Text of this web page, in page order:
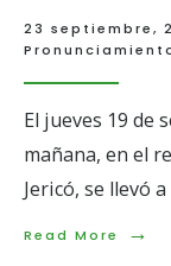
23 septiembre,
El jueves 19 de
mañana, en el
Jericó, se llevó
Read More →
Read